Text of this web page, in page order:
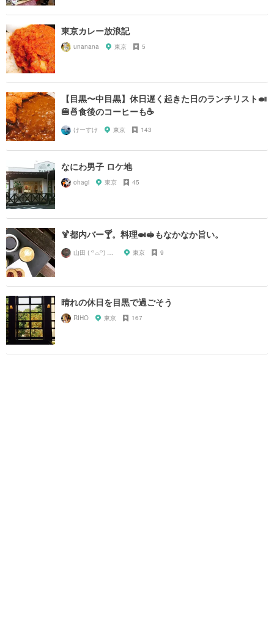
東京カレー放浪記
unanana 東京 5
【目黒〜中目黒】休日遅く起きた日のランチリスト🍛
🍔🍜食後のコーヒーも☕️
けーすけ 東京 143
なにわ男子 ロケ地
ohagi 東京 45
🍹都内バー🍸。料理🍛🥪もなかなか旨い。
東京 9
晴れの休日を目黒で過ごそう
RIHO 東京 167